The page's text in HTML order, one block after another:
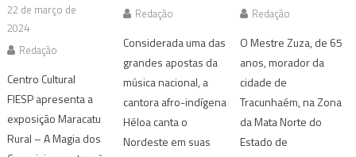
22 de março de
2024
Redação
Centro Cultural
FIESP apresenta a
exposição Maracatu
Rural – A Magia dos
Redação
Considerada uma das
grandes apostas da
música nacional, a
cantora afro-indígena
Héloa canta o
Nordeste em suas
Redação
O Mestre Zuza, de 65
anos, morador da
cidade de
Tracunhaém, na Zona
da Mata Norte do
Estado de